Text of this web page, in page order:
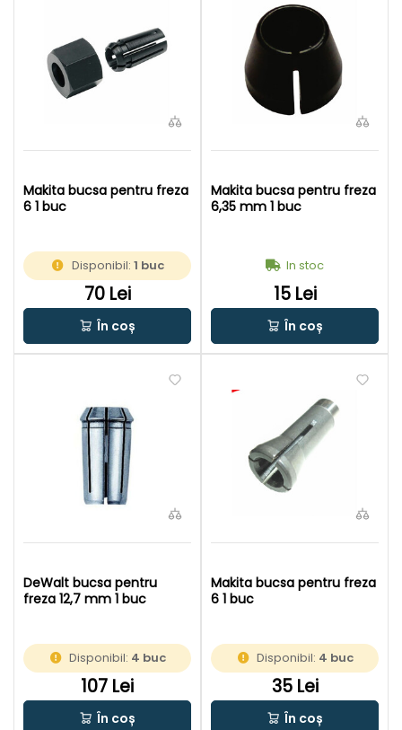
Makita bucsa pentru freza
6 1 buc
Disponibil: 1 buc
70 Lei
În coș
Makita bucsa pentru freza
6,35 mm 1 buc
In stoc
15 Lei
În coș
DeWalt bucsa pentru
freza 12,7 mm 1 buc
Disponibil: 4 buc
107 Lei
În coș
Makita bucsa pentru freza
6 1 buc
Disponibil: 4 buc
35 Lei
În coș